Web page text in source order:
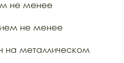
не менее
не менее
на металлическом